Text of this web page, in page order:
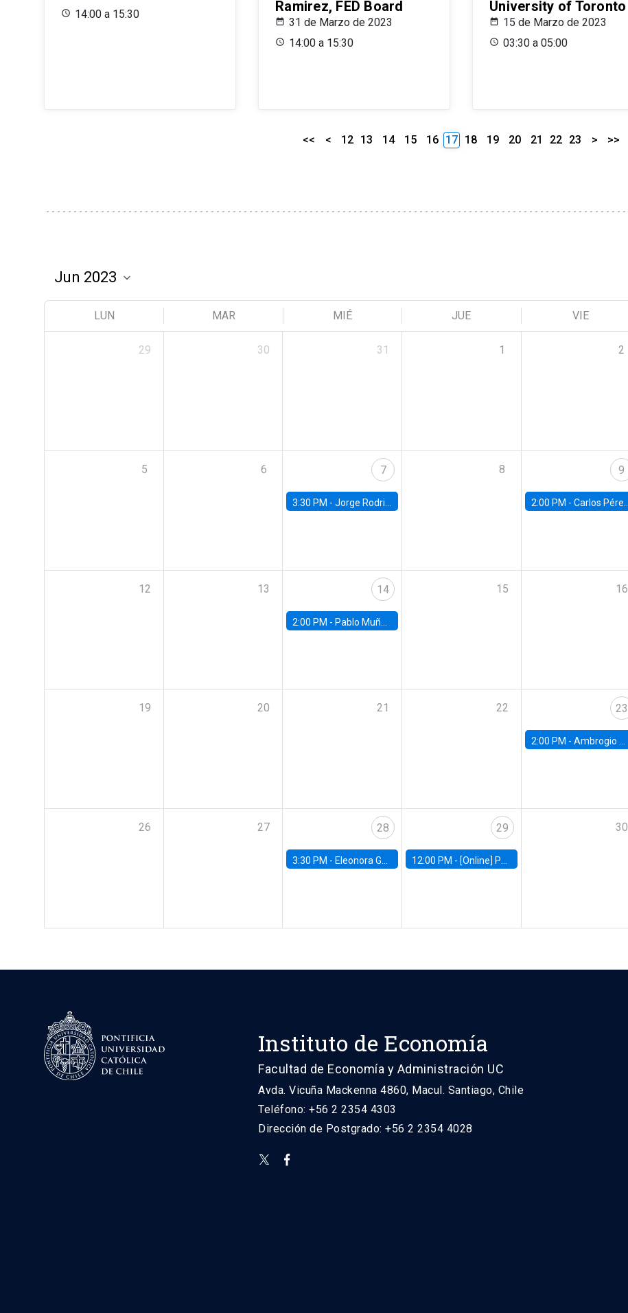
14:00 a 15:30
Ramirez, FED Board
31 de Marzo de 2023
14:00 a 15:30
University of Toronto
15 de Marzo de 2023
03:30 a 05:00
<< < 12 13 14 15 16 17 18 19 20 21 22 23 > >>
LUN MAR MIÉ JUE VIE
29 30 31 1 2
5 6 7
3:30 PM -Jorge Rodriguez, Universidad de Los Andes
8 9
2:00 PM - Carlos Pérez, Universidad Finis Terrae
12 13 14
2:00 PM - Pablo Muñoz, Universidad de Chile
15 16
19 20 21 22 23
2:00 PM - Ambrogio Cesa-Bianchi, Bank of England
26 27 28
3:30 PM - Eleonora Guarnieri, Exeter University
29
12:00 PM - [Online] Pablo Slutzky, University of Maryland
30
Instituto de Economía
Facultad de Economía y Administración UC
Avda. Vicuña Mackenna 4860, Macul. Santiago, Chile
Teléfono: +56 2 2354 4303
Dirección de Postgrado: +56 2 2354 4028